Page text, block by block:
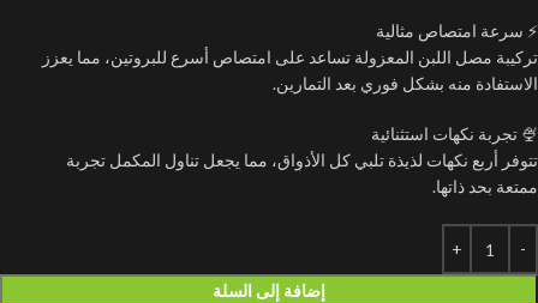
⚡ سرعة امتصاص مثالية
تركيبة مصل اللبن المعزولة تساعد على امتصاص أسرع للبروتين، مما يعزز
الاستفادة منه بشكل فوري بعد التمارين.
🍨 تجربة نكهات استثنائية
تتوفر أربع نكهات لذيذة تلبي كل الأذواق، مما يجعل تناول المكمل تجربة
ممتعة بحد ذاتها.
إضافة إلى السلة